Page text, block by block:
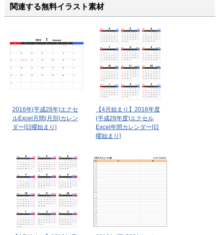
関連する無料イラスト素材
2016年(平成28年)エクセ
ルExcel月間(月別)カレン
ダー[日曜始まり]
【4月始まり】2016年度
(平成28年度)エクセル
Excel年間カレンダー[日
曜始まり]